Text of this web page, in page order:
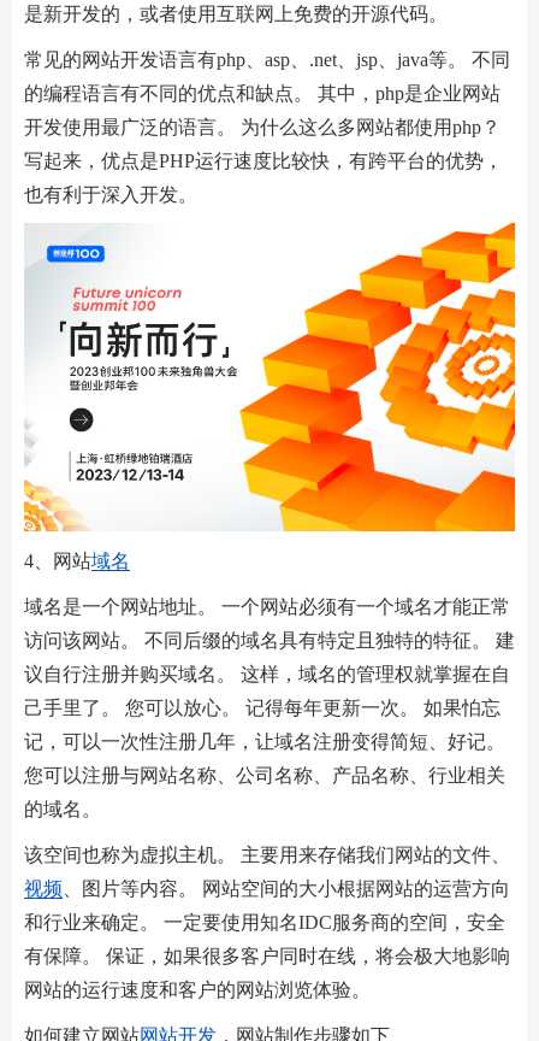
是新开发的，或者使用互联网上免费的开源代码。
常见的网站开发语言有php、asp、.net、jsp、java等。 不同
的编程语言有不同的优点和缺点。 其中，php是企业网站
开发使用最广泛的语言。 为什么这么多网站都使用php？
写起来，优点是PHP运行速度比较快，有跨平台的优势，
也有利于深入开发。
4、网站域名
域名是一个网站地址。 一个网站必须有一个域名才能正常
访问该网站。 不同后缀的域名具有特定且独特的特征。 建
议自行注册并购买域名。 这样，域名的管理权就掌握在自
己手里了。 您可以放心。 记得每年更新一次。 如果怕忘
记，可以一次性注册几年，让域名注册变得简短、好记。
您可以注册与网站名称、公司名称、产品名称、行业相关
的域名。
该空间也称为虚拟主机。 主要用来存储我们网站的文件、
视频 、图片等内容。 网站空间的大小根据网站的运营方向
和行业来确定。 一定要使用知名IDC服务商的空间，安全
有保障。 保证，如果很多客户同时在线，将会极大地影响
网站的运行速度和客户的网站浏览体验。
如何建立网站网站开发 ，网站制作步骤如下